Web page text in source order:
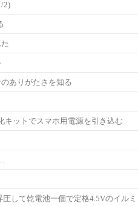
2)
ありがたさを知る
キットでスマホ用電源を引き込む
して乾電池一個で定格4.5Vのイルミ